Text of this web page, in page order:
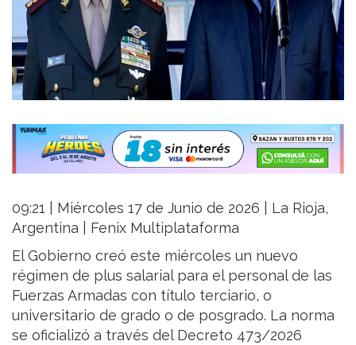
09:21 | Miércoles 17 de Junio de 2026 | La Rioja,
Argentina | Fenix Multiplataforma
El Gobierno creó este miércoles un nuevo
régimen de plus salarial para el personal de las
Fuerzas Armadas con título terciario, o
universitario de grado o de posgrado. La norma
se oficializó a través del Decreto 473/2026